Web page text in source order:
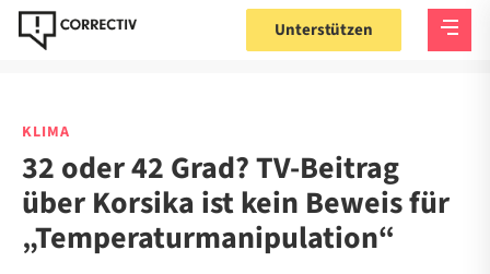
Unterstützen
KLIMA
32 oder 42 Grad? TV-Beitrag
über Korsika ist kein Beweis für
„Temperaturmanipulation“